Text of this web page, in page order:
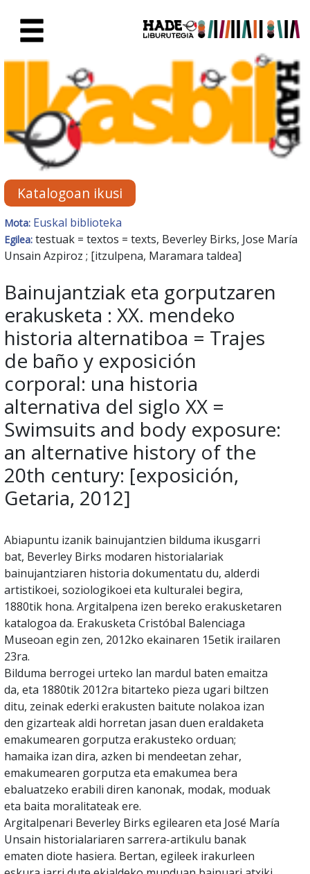
Eskuratu berriak Fitxa -
Katalogoan ikusi
Mota: Euskal biblioteka
Egilea: testuak = textos = texts, Beverley Birks, Jose María
Unsain Azpiroz ; [itzulpena, Maramara taldea]
Bainujantziak eta gorputzaren
erakusketa : XX. mendeko
historia alternatiboa = Trajes
de baño y exposición
corporal: una historia
alternativa del siglo XX =
Swimsuits and body exposure:
an alternative history of the
20th century: [exposición,
Getaria, 2012]
Abiapuntu izanik bainujantzien bilduma ikusgarri
bat, Beverley Birks modaren historialariak
bainujantziaren historia dokumentatu du, alderdi
artistikoei, soziologikoei eta kulturalei begira,
1880tik hona. Argitalpena izen bereko erakusketaren
katalogoa da. Erakusketa Cristóbal Balenciaga
Museoan egin zen, 2012ko ekainaren 15etik irailaren
23ra.
Bilduma berrogei urteko lan mardul baten emaitza
da, eta 1880tik 2012ra bitarteko pieza ugari biltzen
ditu, zeinak ederki erakusten baitute nolakoa izan
den gizarteak aldi horretan jasan duen eraldaketa
emakumearen gorputza erakusteko orduan;
hamaika izan dira, azken bi mendeetan zehar,
emakumearen gorputza eta emakumea bera
ebaluatzeko erabili diren kanonak, modak, moduak
eta baita moralitateak ere.
Argitalpenari Beverley Birks egilearen eta José María
Unsain historialariaren sarrera-artikulu banak
ematen diote hasiera. Bertan, egileek irakurleen